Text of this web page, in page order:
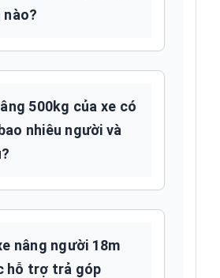
nào?
500kg của xe có
nhiêu người và
nâng người 18m
hỗ trợ trả góp